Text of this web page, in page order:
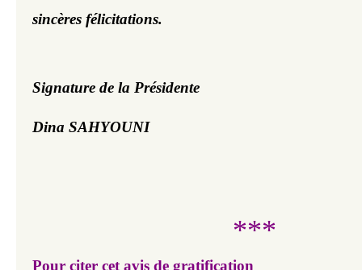
sincères félicitations.
Signature de la Présidente
Dina SAHYOUNI
***
Pour citer cet avis de gratification